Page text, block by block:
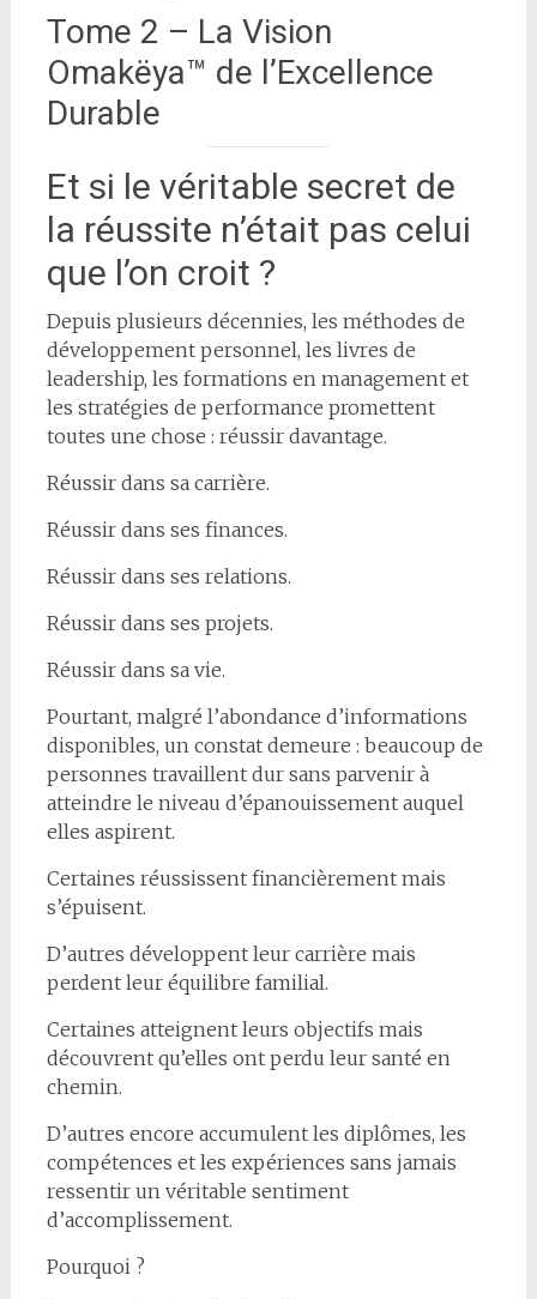
Tome 2 – La Vision
Omakëya™ de l’Excellence
Durable
Et si le véritable secret de
la réussite n’était pas celui
que l’on croit ?
Depuis plusieurs décennies, les méthodes de
développement personnel, les livres de
leadership, les formations en management et
les stratégies de performance promettent
toutes une chose : réussir davantage.
Réussir dans sa carrière.
Réussir dans ses finances.
Réussir dans ses relations.
Réussir dans ses projets.
Réussir dans sa vie.
Pourtant, malgré l’abondance d’informations
disponibles, un constat demeure : beaucoup de
personnes travaillent dur sans parvenir à
atteindre le niveau d’épanouissement auquel
elles aspirent.
Certaines réussissent financièrement mais
s’épuisent.
D’autres développent leur carrière mais
perdent leur équilibre familial.
Certaines atteignent leurs objectifs mais
découvrent qu’elles ont perdu leur santé en
chemin.
D’autres encore accumulent les diplômes, les
compétences et les expériences sans jamais
ressentir un véritable sentiment
d’accomplissement.
Pourquoi ?